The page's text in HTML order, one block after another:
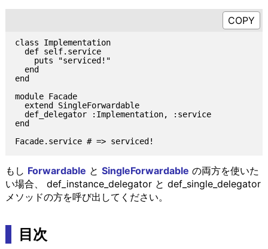
class Implementation
  def self.service
    puts "serviced!"
  end
end
module Facade
  extend SingleForwardable
  def_delegator :Implementation, :service
end
もし Forwardable と SingleForwardable の両方を使いた
い場合、 def_instance_delegator と def_single_delegator
メソッドの方を呼び出してください。
目次